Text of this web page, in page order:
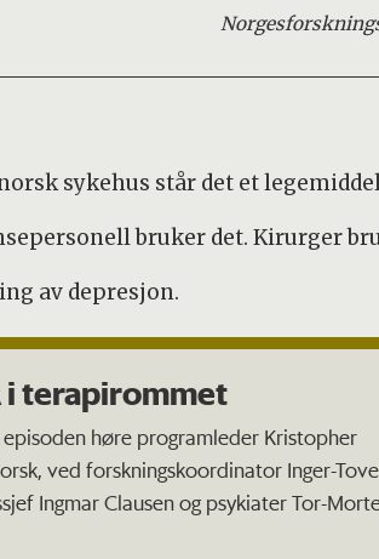
Norges
sykehus står det et
bruker det. Kirurger
av depresjon.
i terapirommet
høre programleder Kristopher
ved forskningskoordinator Inger-Tove
Ingmar Clausen og psykiater Tor-